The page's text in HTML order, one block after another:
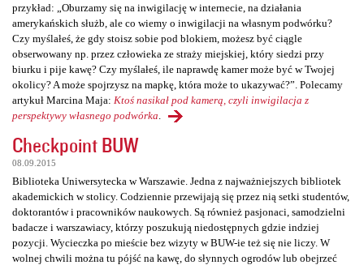
przykład: „Oburzamy się na inwigilację w internecie, na działania
amerykańskich służb, ale co wiemy o inwigilacji na własnym podwórku?
Czy myślałeś, że gdy stoisz sobie pod blokiem, możesz być ciągle
obserwowany np. przez człowieka ze straży miejskiej, który siedzi przy
biurku i pije kawę? Czy myślałeś, ile naprawdę kamer może być w Twojej
okolicy? A może spojrzysz na mapkę, która może to ukazywać?”. Polecamy
artykuł Marcina Maja: Ktoś nasikał pod kamerą, czyli inwigilacja z
perspektywy własnego podwórka
Checkpoint BUW
08.09.2015
Biblioteka Uniwersytecka w Warszawie. Jedna z najważniejszych bibliotek
akademickich w stolicy. Codziennie przewijają się przez nią setki studentów,
doktorantów i pracowników naukowych. Są również pasjonaci, samodzielni
badacze i warszawiacy, którzy poszukują niedostępnych gdzie indziej
pozycji. Wycieczka po mieście bez wizyty w BUW-ie też się nie liczy. W
wolnej chwili można tu pójść na kawę, do słynnych ogrodów lub obejrzeć